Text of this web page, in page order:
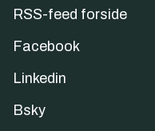
RSS-feed forside
Facebook
Linkedin
Bsky